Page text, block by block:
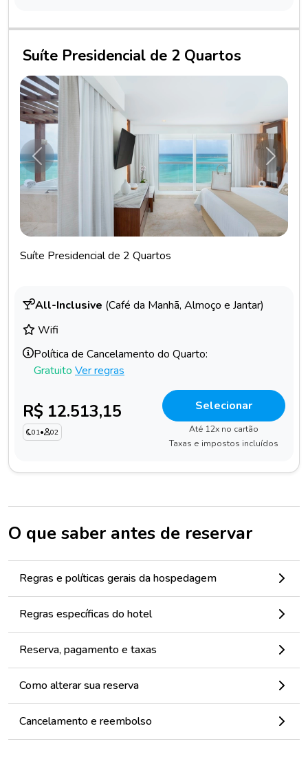
Suíte Presidencial de 2 Quartos
Anterior
Suíte Presidencial de 2 Quartos
All-Inclusive (Café da Manhã, Almoço e Jantar)
Wifi
Política de Cancelamento do Quarto:
Gratuito Ver regras
R$ 12.513,15
01• 02
Selecionar
Até 12x no cartão
Taxas e impostos incluídos
O que saber antes de reservar
Regras e políticas gerais da hospedagem
Regras específicas do hotel
Reserva, pagamento e taxas
Como alterar sua reserva
Cancelamento e reembolso